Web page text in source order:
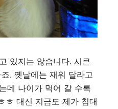
있지는 않습니다. 시큰
. 옛날에는 재워 달라고
데 나이가 먹어 갈 수록
ㅎ 대신 지금도 제가 침대